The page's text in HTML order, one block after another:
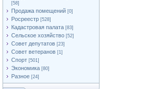
[58]
Продажа помещений [0]
Росреестр [528]
Кадастровая палата [83]
Сельское хозяйство [52]
Совет депутатов [23]
Совет ветеранов [1]
Спорт [501]
Экономика [80]
Разное [24]